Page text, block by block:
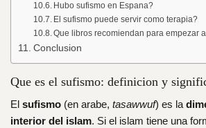
Hubo sufismo en Espana?
El sufismo puede servir como terapia?
Que libros recomiendan para empezar
Conclusion
Que es el sufismo: definicion y
El sufismo (en arabe, tasawwuf) es la
interior del islam. Si el islam tiene una